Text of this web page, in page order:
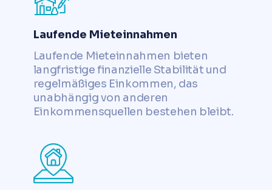
Laufende Mieteinnahmen
Laufende Mieteinnahmen bieten
langfristige finanzielle Stabilität und
regelmäßiges Einkommen, das
unabhängig von anderen
Einkommensquellen bestehen bleibt.